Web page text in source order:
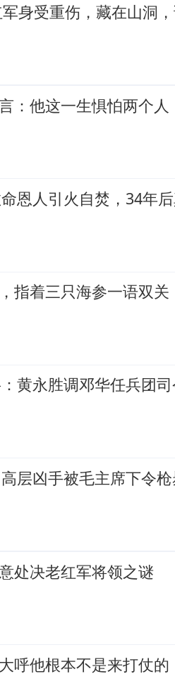
身受重伤，藏在山洞
：他这一生惧怕两个人
恩人引火自焚，34年
指着三只海参一语双关
黄永胜调邓华任兵团
层凶手被毛主席下令
处决老红军将领之谜
呼他根本不是来打仗的